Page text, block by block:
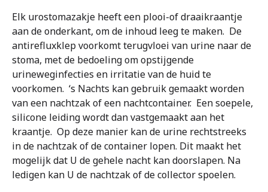
Maak een afspraak
Jobs
Elk urostomazakje heeft een plooi-of draaikraantje
aan de onderkant, om de inhoud leeg te maken. De
antirefluxklep voorkomt terugvloei van urine naar de
stoma, met de bedoeling om opstijgende
urineweginfecties en irritatie van de huid te
voorkomen. ‘s Nachts kan gebruik gemaakt worden
van een nachtzak of een nachtcontainer. Een soepele,
silicone leiding wordt dan vastgemaakt aan het
kraantje. Op deze manier kan de urine rechtstreeks
in de nachtzak of de container lopen. Dit maakt het
mogelijk dat U de gehele nacht kan doorslapen. Na
ledigen kan U de nachtzak of de collector spoelen.